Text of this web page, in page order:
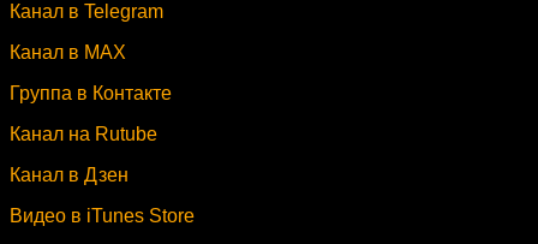
Канал в Telegram
Канал в MAX
Группа в Контакте
Канал на Rutube
Канал в Дзен
Видео в iTunes Store